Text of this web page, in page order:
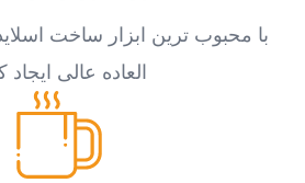
با محبوب ترین ابزار ساخت
العاده عالی ایجاد